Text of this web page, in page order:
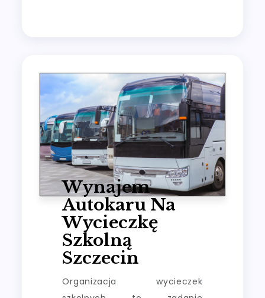
Wynajem
Autokaru Na
Wycieczkę
Szkolną
Szczecin
Organizacja wycieczek